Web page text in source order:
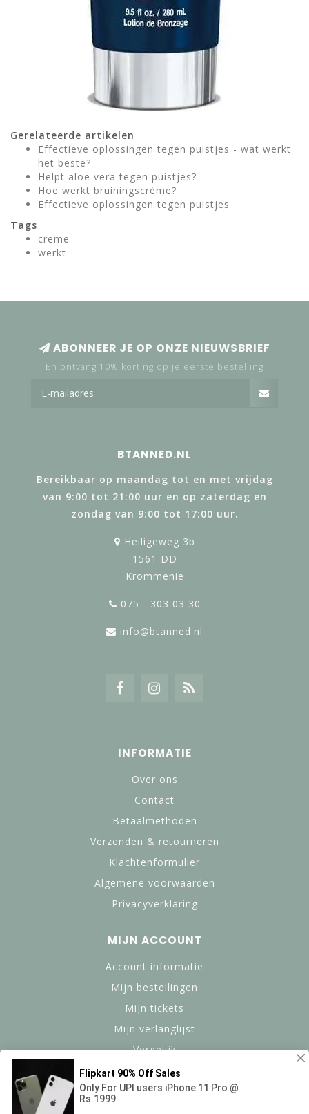
Gerelateerde artikelen
Effectieve oplossingen tegen puistjes - wat werkt
het beste?
Helpt aloë vera tegen puistjes?
Hoe werkt bruiningscrème?
Effectieve oplossingen tegen puistjes
Tags
creme
werkt
ABONNEER JE OP ONZE NIEUWSBRIEF
En ontvang 10% korting op je eerste bestelling
BTANNED.NL
Bereikbaar op maandag tot en met vrijdag
van 9:00 tot 21:00 uur en op zaterdag en
zondag van 9:00 tot 17:00 uur.
Heiligeweg 3b
1561 DD
Krommenie
075 - 303 03 30
info@btanned.nl
INFORMATIE
Over ons
Contact
Betaalmethoden
Verzenden & retourneren
Klachtenformulier
Algemene voorwaarden
Privacyverklaring
MIJN ACCOUNT
Account informatie
Mijn bestellingen
Mijn tickets
Mijn verlanglijst
Vergelijk
Alle producten